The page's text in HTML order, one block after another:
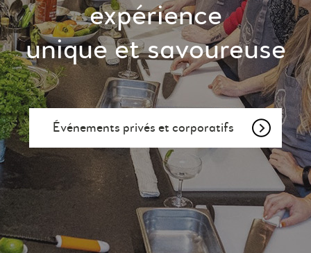
expérience
unique et savoureuse
Événements privés et corporatifs